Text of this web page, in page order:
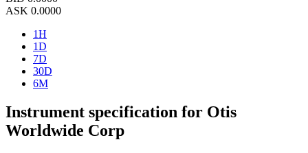
ASK 0.0000
1H
1D
7D
30D
6M
Instrument specification for Otis
Worldwide Corp